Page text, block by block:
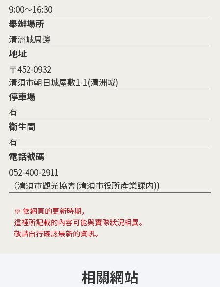
9:00～16:30
舉辦場所
清洲城周邊
地址
〒452-0932
清須市朝日城屋敷1-1(清洲城)
停車場
有
衛生間
有
電話號碼
052-400-2911
（清須市觀光協會(清須市役所產業課内))
※ 依網頁的更新時期，
這裡所記載的內容可能與實際狀況相異。
敬請自行確認最新的資訊。
相關網站